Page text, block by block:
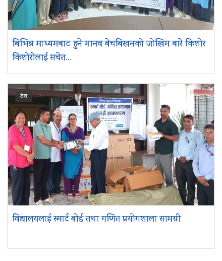
बिभिन्न माध्यमबाट हुने मानव बेचबिखनको जोखिम बारे किशोर
किशोरीलाई सचेत...
देश
विद्यालयलाई स्मार्ट बोर्ड तथा गणित प्रयोगशाला सामग्री